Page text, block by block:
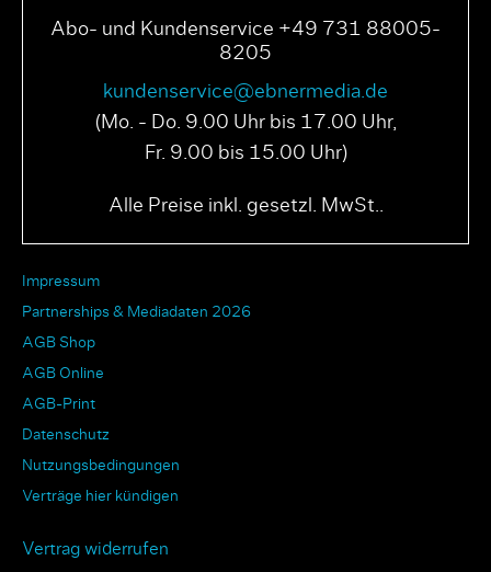
Abo- und Kundenservice +49 731 88005-
8205
kundenservice@ebnermedia.de
(Mo. - Do. 9.00 Uhr bis 17.00 Uhr,
Fr. 9.00 bis 15.00 Uhr)
Alle Preise inkl. gesetzl. MwSt..
Impressum
Partnerships & Mediadaten 2026
AGB Shop
AGB Online
AGB-Print
Datenschutz
Nutzungsbedingungen
Verträge hier kündigen
Vertrag widerrufen